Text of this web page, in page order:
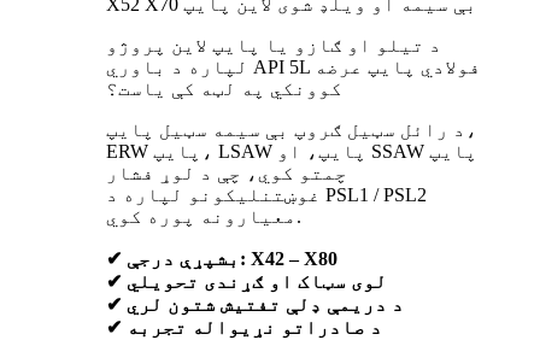
X52 X70 بې سیمه او ویلډ شوی لاین پایپ
د تیلو او ګازو یا پایپ لاین پروژو
لپاره د باوري API 5L فولادي پایپ عرضه
کوونکي په لټه کې یاست؟
د رائل سټیل ګروپ بې سیمه سټیل پایپ،
ERW پایپ، LSAW پایپ، او SSAW پایپ
چمتو کوي، چې د لوړ فشار
غوښتنلیکونو لپاره د PSL1 / PSL2
معیارونه پوره کوي.
✔ بشپړې درجې: X42 – X80
✔ لوی سټاک او ګړندی تحویلي
✔ د دریمې ډلې تفتیش شتون لري
✔ د صادراتو نړیواله تجربه